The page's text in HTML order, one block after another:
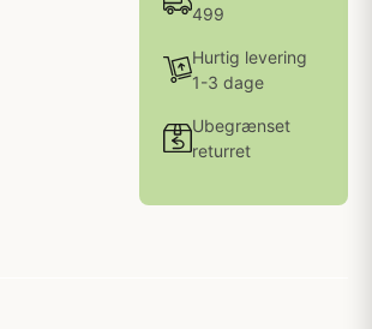
499
Hurtig levering
1-3 dage
Ubegrænset
returret